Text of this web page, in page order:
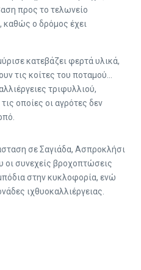
προς το τελωνείο
καθώς ο δρόμος έχει
κατεβάζει φερτά υλικά,
τις κοίτες του ποταμού…
τριφυλλιού,
οποίες οι αγρότες δεν
σε Σαγιάδα, Ασπροκλήσι
οι συνεχείς βροχοπτώσεις
στην κυκλοφορία, ενώ
ιχθυοκαλλιέργειας.